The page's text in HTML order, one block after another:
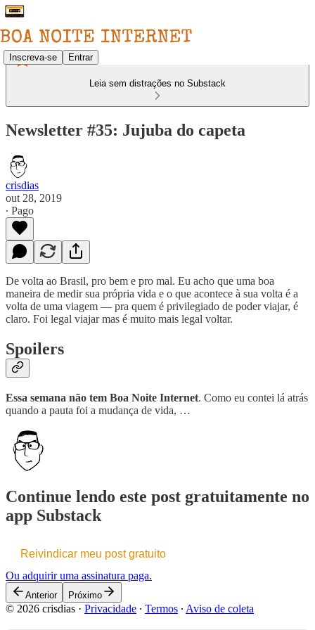
Inscreva-se Entrar
Leia sem distrações no Substack
Newsletter #35: Jujuba do capeta
crisdias
out 28, 2019
∙ Pago
De volta ao Brasil, pro bem e pro mal. Eu acho que uma boa
maneira de medir sua própria vida e o que acontece à sua volta é a
volta de uma viagem — pra quem é privilegiado de poder viajar, é
claro. Foi legal viajar mas é muito mais legal voltar.
Spoilers
Essa semana não tem Boa Noite Internet. Como eu contei lá atrás
quando a pauta foi a mudança de vida, …
Continue lendo este post gratuitamente no
app Substack
Reivindicar meu post gratuito
Ou adquirir uma assinatura paga.
Anterior Próximo
© 2026 crisdias · Privacidade ∙ Termos ∙ Aviso de coleta